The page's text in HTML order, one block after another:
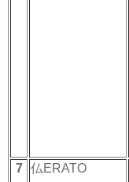
7 仏ERATO